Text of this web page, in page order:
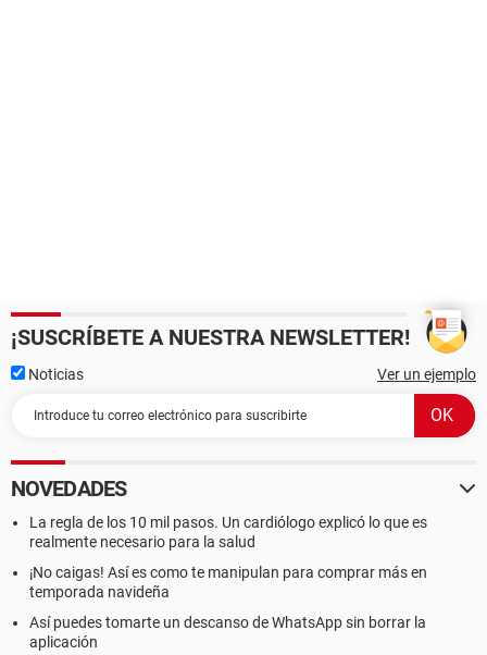
¡SUSCRÍBETE A NUESTRA NEWSLETTER!
Noticias Ver un ejemplo
NOVEDADES
La regla de los 10 mil pasos. Un cardiólogo explicó lo que es
realmente necesario para la salud
¡No caigas! Así es como te manipulan para comprar más en
temporada navideña
Así puedes tomarte un descanso de WhatsApp sin borrar la
aplicación